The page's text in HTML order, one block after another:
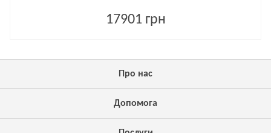
17901 грн
Про нас
Допомога